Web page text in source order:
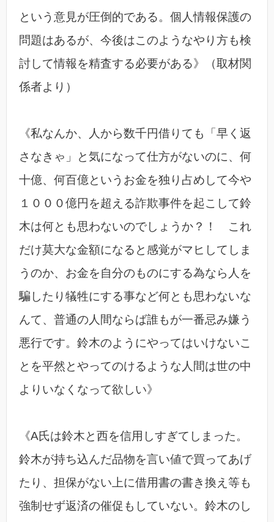
という意見が圧倒的である。個人情報保護の
問題はあるが、今後はこのようなやり方も検
討して情報を精査する必要がある》（取材関
係者より）
《私なんか、人から数千円借りても「早く返
さなきゃ」と気になって仕方がないのに、何
十億、何百億というお金を独り占めして今や
１０００億円を超える詐欺事件を起こして鈴
木は何とも思わないのでしょうか？！ これ
だけ莫大な金額になると感覚がマヒしてしま
うのか、お金を自分のものにする為なら人を
騙したり犠牲にする事など何とも思わないな
んて、普通の人間ならば誰もが一番忌み嫌う
悪行です。鈴木のようにやってはいけないこ
とを平然とやってのけるような人間は世の中
よりいなくなって欲しい》
《A氏は鈴木と西を信用しすぎてしまった。
鈴木が持ち込んだ品物を言い値で買ってあげ
たり、担保がない上に借用書の書き換え等も
強制せず返済の催促もしていない。鈴木のし